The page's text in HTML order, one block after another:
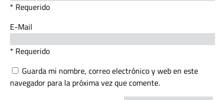
* Requerido
E-Mail
* Requerido
Guarda mi nombre, correo electrónico y web en este
navegador para la próxima vez que comente.